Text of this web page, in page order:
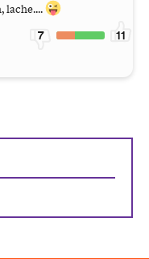
lache....
7 11